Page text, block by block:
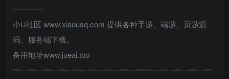
————
小U社区 www.xiaousq.com 提供各种手游、端游、页游源
码、服务端下载。
备用地址www.jueai.top
━┅━┅━┅━┅━┅━┅━┅━┅━━┅━┅━┅━┅━